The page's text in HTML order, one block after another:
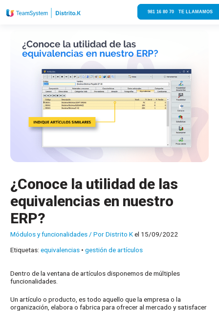
981 16 80 70 TE LLAMAMOS
¿Conoce la utilidad de las
equivalencias en nuestro
ERP?
Módulos y funcionalidades / PorDistrito Kel 15/09/2022
Etiquetas:equivalencias •gestión de artículos
Dentro de la ventana de artículos disponemos de múltiples
funcionalidades.
Un artículo o producto, es todo aquello que la empresa o la
organización, elabora o fabrica para ofrecer al mercado y satisfacer